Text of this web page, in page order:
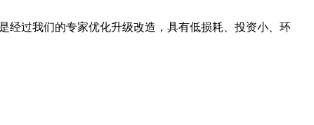
经过我们的专家优化升级改造，具有低损耗、投资小、环